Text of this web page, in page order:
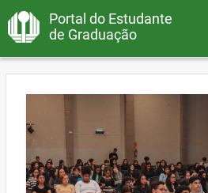
Portal do Estudante
de Graduação